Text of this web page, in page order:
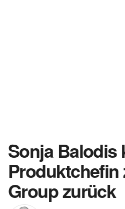
Sonja Balodis
Produktchefin
Group zurück